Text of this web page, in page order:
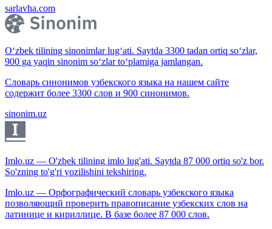
sarlavha.com
O‘zbek tilining sinonimlar lug‘ati. Saytda 3300 tadan ortiq so‘zlar,
900 ga yaqin sinonim so‘zlar to‘plamiga jamlangan.
Словарь синонимов узбекского языка на нашем сайте
содержит более 3300 слов и 900 синонимов.
sinonim.uz
Imlo.uz — O'zbek tilining imlo lug'ati. Saytda 87 000 ortiq so'z bor.
So'zning to'g'ri yozilishini tekshiring.
Imlo.uz — Орфографический словарь узбекского языка
позволяющий проверить правописание узбекских слов на
латинице и кириллице. В базе более 87 000 слов.